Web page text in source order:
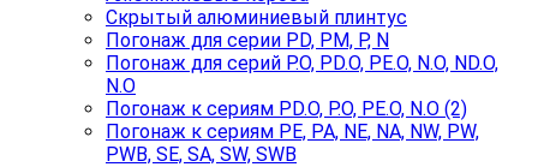
Скрытый алюминиевый плинтус
Погонаж для серии PD, PM, P, N
Погонаж для серий P.O, PD.O, PE.O, N.O, ND.O,
N.O
Погонаж к сериям PD.O, P.O, PE.O, N.O (2)
Погонаж к сериям PE, PA, NE, NA, NW, PW,
PWB, SE, SA, SW, SWB